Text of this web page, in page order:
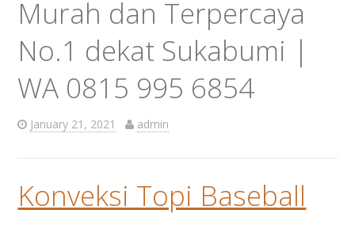
Murah dan Terpercaya
No.1 dekat Sukabumi |
WA 0815 995 6854
January 21, 2021 admin
Konveksi Topi Baseball